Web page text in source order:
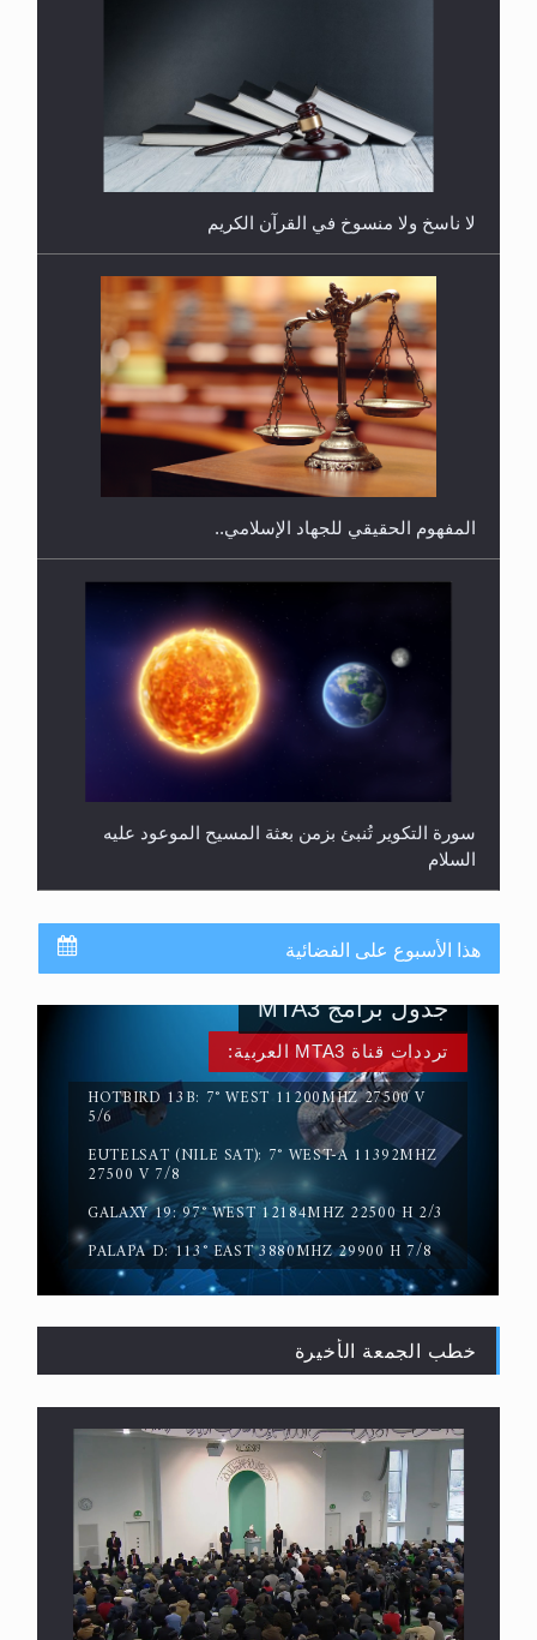
هل يُحسب حول الزكاة وفق السنة الميلادية أو الهجرية؟
هل يجوز فتح مشروع كوافير نسائي للمحجبات وغير
المحجبات؟
لا ناسخ ولا منسوخ في القرآن الكريم
المفهوم الحقيقي للجهاد الإسلامي..
سورة التكوير تُنبئ بزمن بعثة المسيح الموعود عليه
السلام
حقيقة المسيح الدجال
القرآن قاضٍ وحكمٌ على السنة ومهيمنٌ عليها.. ليس
العكس
هذا الأسبوع على الفضائية
ترددات قناة MTA3 العربية:
HOTBIRD 13B: 7° WEST 11200MHZ 27500 V
5/6
EUTELSAT (NILE SAT): 7° WEST-A 11392MHZ
27500 V 7/8
GALAXY 19: 97° WEST 12184MHZ 22500 H 2/3
PALAPA D: 113° EAST 3880MHZ 29900 H 7/8
جدول برامج MTA3
خطب الجمعة الأخيرة